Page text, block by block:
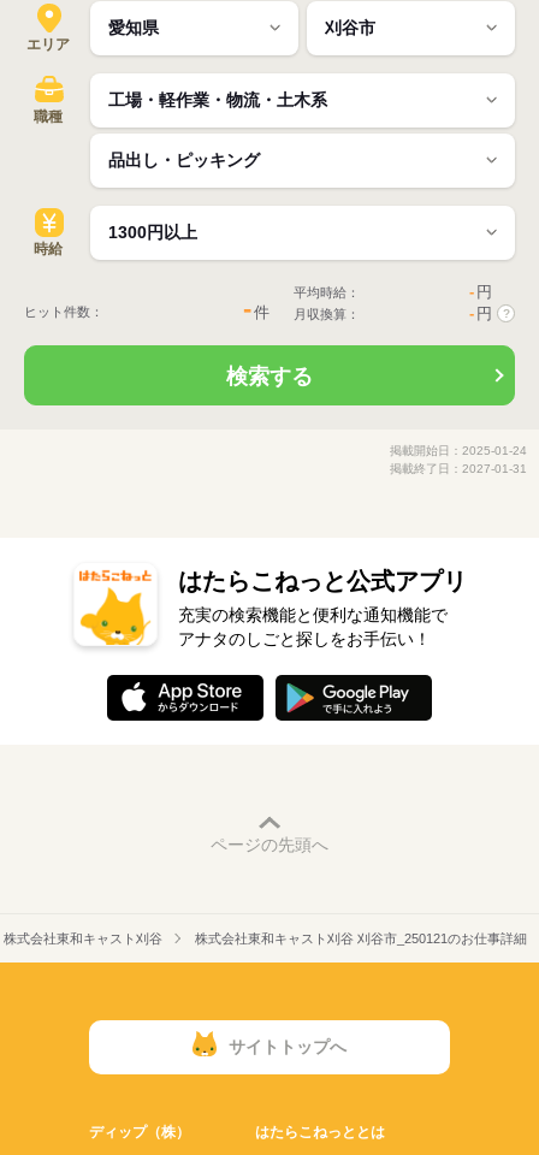
エリア
職種
時給
ヒット件数： -件
平均時給： - 円
月収換算： - 円 ?
検索する
掲載開始日：2025-01-24
掲載終了日：2027-01-31
はたらこねっと公式アプリ
充実の検索機能と便利な通知機能で
アナタのしごと探しをお手伝い！
ページの先頭へ
株式会社東和キャスト刈谷 株式会社東和キャスト刈谷 刈谷市_250121のお仕事詳細
サイトトップへ
ディップ（株） はたらこねっととは